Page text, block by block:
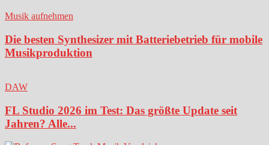
Musik aufnehmen
Die besten Synthesizer mit Batteriebetrieb für mobile
Musikproduktion
DAW
FL Studio 2026 im Test: Das größte Update seit
Jahren? Alle...